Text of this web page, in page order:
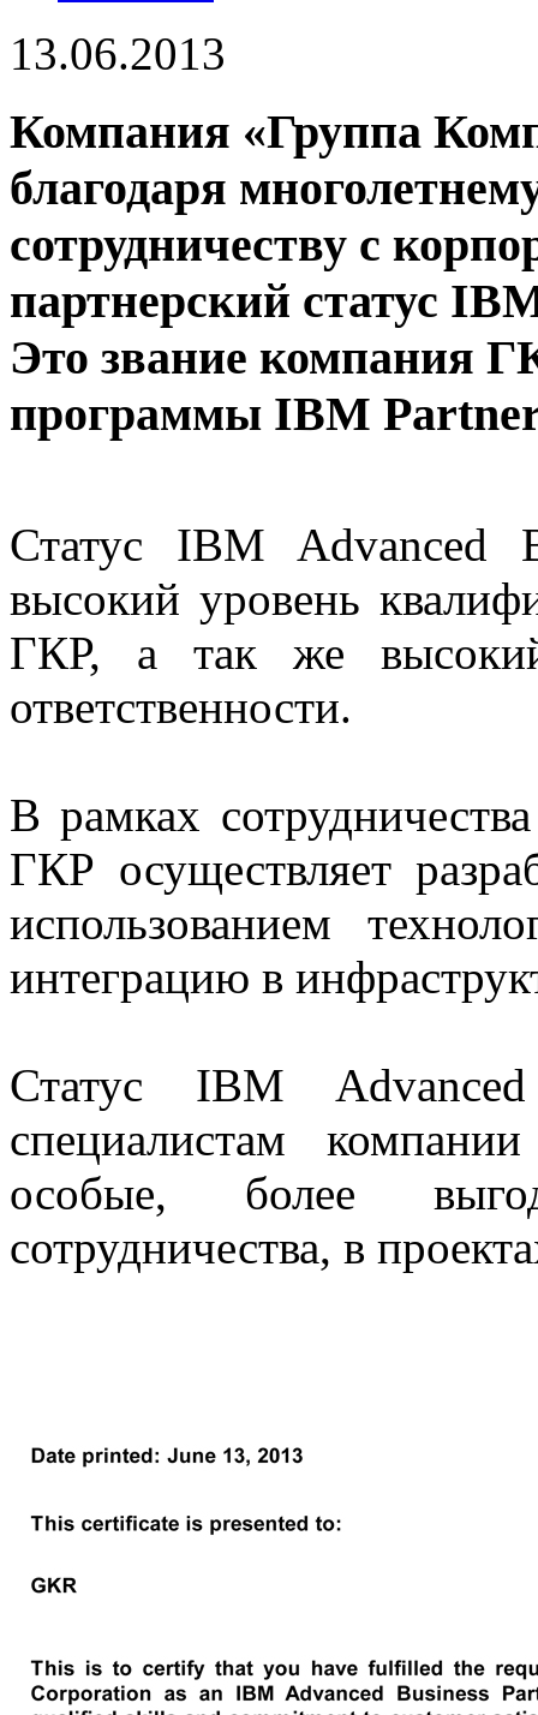
13.06.2013
Компания «Группа
благодаря
сотрудничеству с
партнерский статус
Это звание компания
программы IBM
Статус IBM Advanced
высокий уровень
ГКР, а так же
ответственности.
В рамках
ГКР осуществляет
использованием
интеграцию в
Статус IBM
специалистам
особые, более
сотрудничества, в